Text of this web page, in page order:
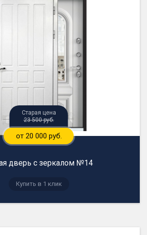
23 500 руб.
от 20 000 руб.
дверь с зеркалом №14